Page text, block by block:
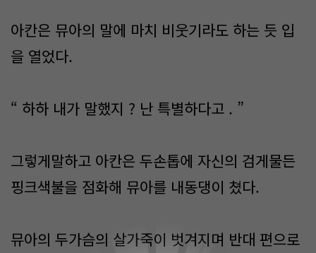
아칸은 뮤아의 말에 마치 비웃기라도 하는 듯 입
을 열었다.
“ 하하 내가 말했지 ? 난 특별하다고 . ”
그렇게말하고 아칸은 두손톱에 자신의 검게물든
핑크색불을 점화해 뮤아를 내동댕이 쳤다.
뮤아의 두가슴의 살가죽이 벗겨지며 반대 편으로